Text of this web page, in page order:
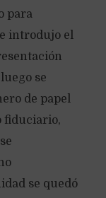
para
introdujo el
se
de papel
fiduciario,
se quedó